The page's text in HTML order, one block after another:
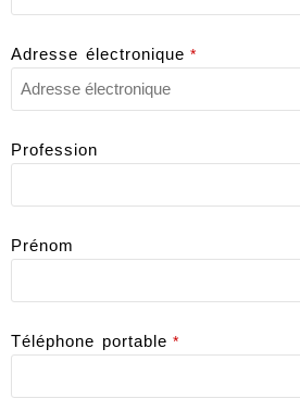
Adresse électronique *
Profession
Prénom
Téléphone portable *